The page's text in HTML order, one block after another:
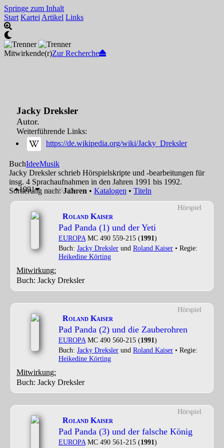
Springe zum Inhalt
Start Kartei Artikel Links
Mitwirkende(r)Zur Recherche
Jacky Dreksler
Autor.
Weiterführende Links:
https://de.wikipedia.org/wiki/Jacky_Dreksler
BuchIdeeMusik
Jacky Dreksler schrieb Hörspielskripte und -bearbeitungen für
insg. 4 Sprachaufnahmen in den Jahren 1991 bis 1992.
Sortierung nach:Jahren • Katalogen • Titeln
1991 (ca. 45-jährig)
Hörspiel
Roland Kaiser
Pad Panda (1) und der Yeti
EUROPA MC 490 559-215 (1991)
Buch: Jacky Dreksler und Roland Kaiser • Regie:
Heikedine Körting
Mitwirkung:
Buch: Jacky Dreksler
Hörspiel
Roland Kaiser
Pad Panda (2) und die Zauberohren
EUROPA MC 490 560-215 (1991)
Buch: Jacky Dreksler und Roland Kaiser • Regie:
Heikedine Körting
Mitwirkung:
Buch: Jacky Dreksler
Hörspiel
Roland Kaiser
Pad Panda (3) und der falsche König
EUROPA MC 490 561-215 (1991)